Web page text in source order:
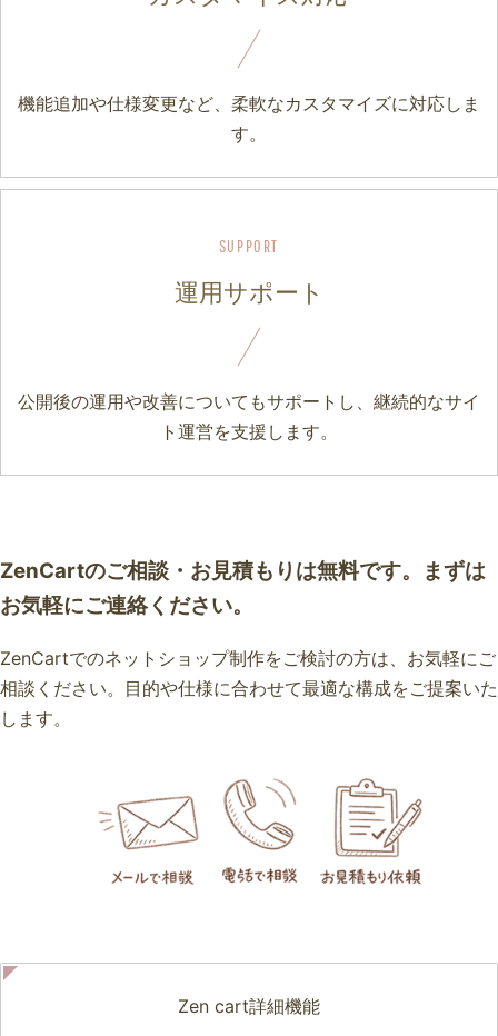
機能追加や仕様変更など、柔軟なカスタマイズに対応しま
す。
運用サポート
公開後の運用や改善についてもサポートし、継続的なサイ
ト運営を支援します。
ZenCartのご相談・お見積もりは無料です。まずは
お気軽にご連絡ください。
ZenCartでのネットショップ制作をご検討の方は、お気軽にご
相談ください。目的や仕様に合わせて最適な構成をご提案いた
します。
Zen cart詳細機能